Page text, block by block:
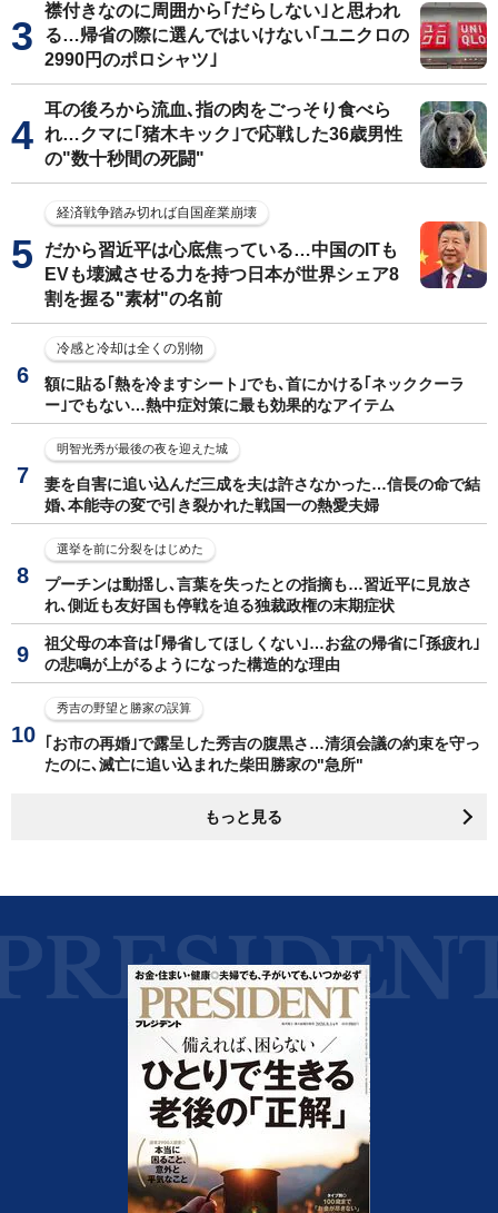
襟付きなのに周囲から｢だらしない｣と思われ
る…帰省の際に選んではいけない｢ユニクロの
2990円のポロシャツ｣
耳の後ろから流血､指の肉をごっそり食べら
れ…クマに｢猪木キック｣で応戦した36歳男性
の"数十秒間の死闘"
経済戦争踏み切れば自国産業崩壊
だから習近平は心底焦っている…中国のITも
EVも壊滅させる力を持つ日本が世界シェア8
割を握る"素材"の名前
冷感と冷却は全くの別物
額に貼る｢熱を冷ますシート｣でも､首にかける｢ネッククーラ
ー｣でもない…熱中症対策に最も効果的なアイテム
明智光秀が最後の夜を迎えた城
妻を自害に追い込んだ三成を夫は許さなかった…信長の命で結
婚､本能寺の変で引き裂かれた戦国一の熱愛夫婦
選挙を前に分裂をはじめた
プーチンは動揺し､言葉を失ったとの指摘も…習近平に見放さ
れ､側近も友好国も停戦を迫る独裁政権の末期症状
祖父母の本音は｢帰省してほしくない｣…お盆の帰省に｢孫疲れ｣
の悲鳴が上がるようになった構造的な理由
秀吉の野望と勝家の誤算
｢お市の再婚｣で露呈した秀吉の腹黒さ…清須会議の約束を守っ
たのに､滅亡に追い込まれた柴田勝家の"急所"
もっと見る